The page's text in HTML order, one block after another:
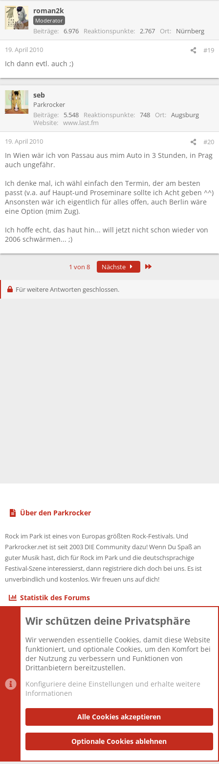
roman2k
Moderator
Beiträge 6.976 Reaktionspunkte 2.767 Ort Nürnberg
19. April 2010 #19
Ich dann evtl. auch ;)
seb
Parkrocker
Beiträge
5.548 Reaktionspunkte 748 Ort
Augsburg
Website
www.last.fm
19. April 2010 #20
In Wien wär ich von Passau aus mim Auto in 3 Stunden, in Prag
auch ungefähr.
Ich denke mal, ich wähl einfach den Termin, der am besten
passt (v.a. auf Haupt-und Proseminare sollte ich Acht geben ^^)
Ansonsten wär ich eigentlich für alles offen, auch Berlin wäre
eine Option (mim Zug).
Ich hoffe echt, das haut hin... will jetzt nicht schon wieder von
2006 schwärmen... ;)
1 von 8 Nächste
Für weitere Antworten geschlossen.
Über den Parkrocker
Rock im Park ist eines von Europas größten Rock-Festivals. Und
Parkrocker.net ist seit 2003 DIE Community dazu! Wenn Du Spaß an
guter Musik hast, dich für Rock im Park und die deutschsprachige
Festival-Szene interessierst, dann registriere dich doch bei uns. Es ist
unverbindlich und kostenlos. Wir freuen uns auf dich!
Statistik des Forums
Themen
Mitglieder
12.427
Neuestes Mitglied
Berlin
Datenschutzerklärung Impressum
Community platform by XenForo® © 2010-2025 XenForo Ltd.
and add-ons by ThemeHouse
Wir schützen deine Privatsphäre
Wir verwenden essentielle Cookies, damit diese Website
funktioniert, und optionale Cookies, um den Komfort bei
der Nutzung zu verbessern und Funktionen von
Drittanbietern bereitzustellen.
Konfiguriere deine Einstellungen und erhalte weitere
Informationen
Alle Cookies akzeptieren
Optionale Cookies ablehnen